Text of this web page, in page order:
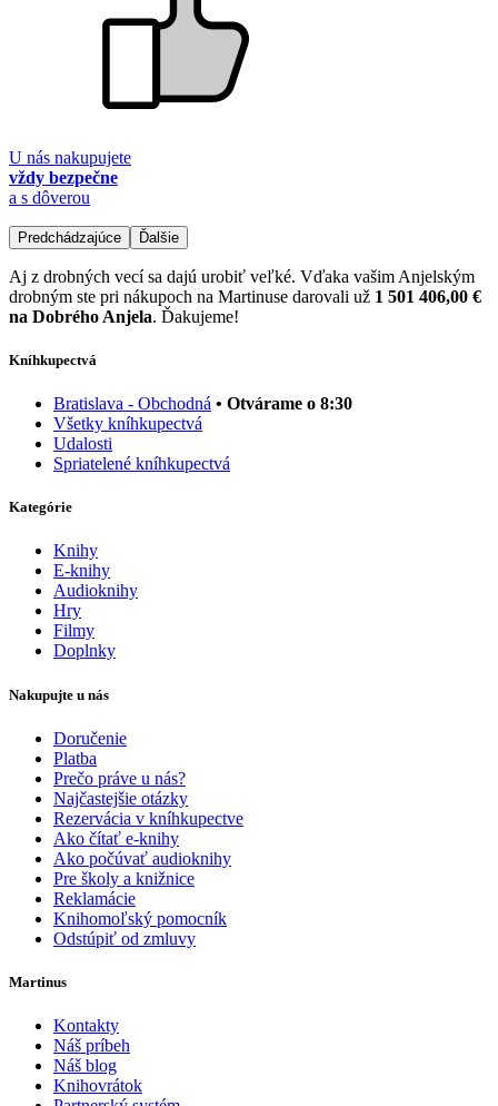
U nás nakupujete
vždy bezpečne
a s dôverou
Predchádzajúce Ďalšie
Aj z drobných vecí sa dajú urobiť veľké. Vďaka vašim Anjelským
drobným ste pri nákupoch na Martinuse darovali už 1 501 406,00 €
na Dobrého Anjela. Ďakujeme!
Kníhkupectvá
Bratislava - Obchodná • Otvárame o 8:30
Všetky kníhkupectvá
Udalosti
Spriatelené kníhkupectvá
Kategórie
Knihy
E-knihy
Audioknihy
Hry
Filmy
Doplnky
Nakupujte u nás
Doručenie
Platba
Prečo práve u nás?
Najčastejšie otázky
Rezervácia v kníhkupectve
Ako čítať e-knihy
Ako počúvať audioknihy
Pre školy a knižnice
Reklamácie
Knihomoľský pomocník
Odstúpiť od zmluvy
Martinus
Kontakty
Náš príbeh
Náš blog
Knihovrátok